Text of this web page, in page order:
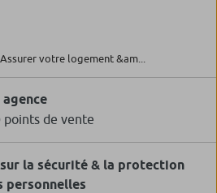
Assurer votre logement &am...
points de vente
la sécurité & la protection
personnelles